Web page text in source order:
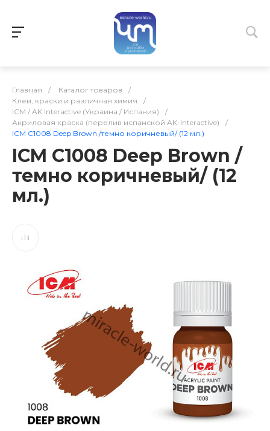
Главная / Каталог товаров
/
Клеи, краски и различная химия
/
ICM / AK Interactive (Украина / Испания)
/
Акриловая краска (перелив испанской AK-Interactive)
/
ICM C1008 Deep Brown /темно коричневый/ (12 мл.)
ICM C1008 Deep Brown /
темно коричневый/ (12
мл.)